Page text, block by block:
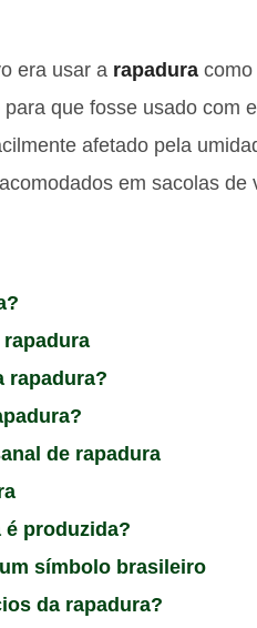
era usar a rapadura
que fosse usado com
afetado pela
em sacolas
rapadura?
de rapadura
é produzida?
símbolo brasileiro
da rapadura?